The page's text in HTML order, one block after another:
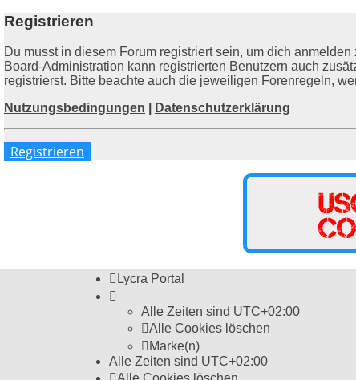
Registrieren
Du musst in diesem Forum registriert sein, um dich
Board-Administration kann registrierten Benutzern auch
registrierst. Bitte beachte auch die jeweiligen Forenregeln,
Nutzungsbedingungen
Datenschutzerklärung
Registrieren
Lycra Portal
Alle Zeiten sind UTC+02:00
Alle Cookies löschen
Marke(n)
Alle Zeiten sind UTC+02:00